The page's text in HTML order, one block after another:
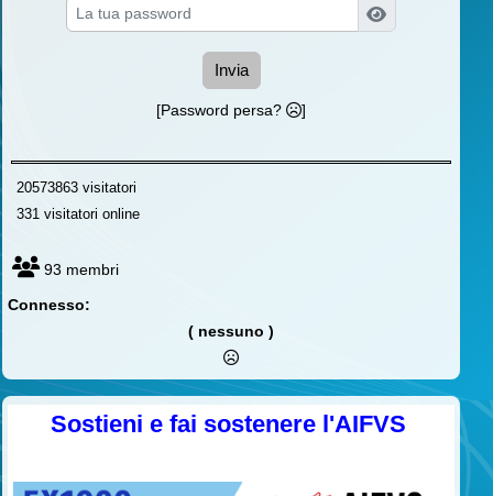
Invia
[Password persa? ]
20573863 visitatori
331 visitatori online
93 membri
Connesso:
( nessuno )
Sostieni e fai sostenere l'AIFVS